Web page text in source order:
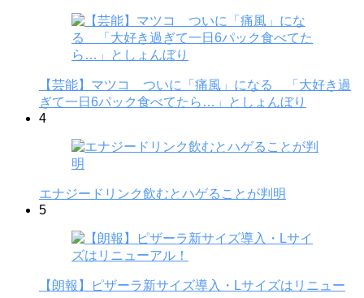
【芸能】マツコ ついに「痛風」になる 「大好き過
ぎて一日6パック食べてたら…」としょんぼり
4
エナジードリンク飲むとハゲることが判明
5
【朗報】ピザーラ新サイズ導入・Lサイズはリニュー